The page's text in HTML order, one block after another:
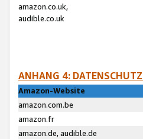
amazon.co.uk,
audible.co.uk
ANHANG 4:
Amazon-Website
amazon.com.be
amazon.fr
amazon.de, audible.de